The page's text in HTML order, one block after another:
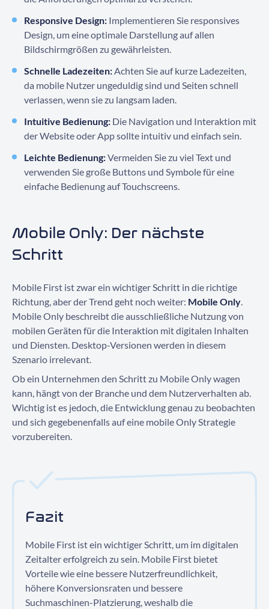
Responsive Design: Implementieren Sie responsives
Design, um eine optimale Darstellung auf allen
Bildschirmgrößen zu gewährleisten.
Schnelle Ladezeiten:Achten Sie auf kurze Ladezeiten,
da mobile Nutzer ungeduldig sind und Seiten schnell
verlassen, wenn sie zu langsam laden.
Intuitive Bedienung: Die Navigation und Interaktion mit
der Website oder App sollte intuitiv und einfach sein.
Leichte Bedienung:Vermeiden Sie zu viel Text und
verwenden Sie große Buttons und Symbole für eine
einfache Bedienung auf Touchscreens.
Mobile Only: Der nächste
Schritt
Mobile First ist zwar ein wichtiger Schritt in die richtige
Richtung, aber der Trend geht noch weiter: Mobile Only.
Mobile Only beschreibt die ausschließliche Nutzung von
mobilen Geräten für die Interaktion mit digitalen Inhalten
und Diensten. Desktop-Versionen werden in diesem
Szenario irrelevant.
Ob ein Unternehmen den Schritt zu Mobile Only wagen
kann, hängt von der Branche und dem Nutzerverhalten ab.
Wichtig ist es jedoch, die Entwicklung genau zu beobachten
und sich gegebenenfalls auf eine mobile Only Strategie
vorzubereiten.
Fazit
Mobile First ist ein wichtiger Schritt, um im digitalen
Zeitalter erfolgreich zu sein. Mobile First bietet
Vorteile wie eine bessere Nutzerfreundlichkeit,
höhere Konversionsraten und bessere
Suchmaschinen-Platzierung, weshalb die